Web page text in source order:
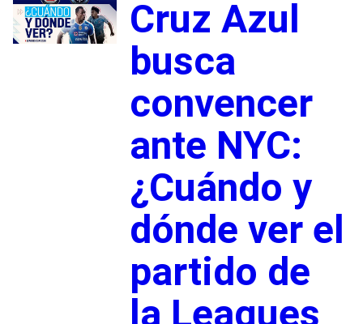
Cruz Azul
busca
convencer
ante NYC:
¿Cuándo y
dónde ver el
partido de
la Leagues